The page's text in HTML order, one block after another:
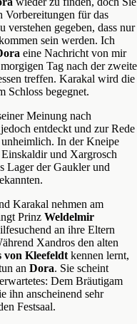
Vorbereitungen für das
verstehen gegeben, dass nur
sein werden. Ich
eine Nachricht von mir
Tag nach der zweite
treffen. Karakal wird die
Schloss begegnet.
Meinung nach
entdeckt und zur Rede
In der Kneipe
und Xargrosch
Lager der Gaukler und
Karakal nehmen am
Prinz Weldelmir
an ihre Eltern
Xandros den alten
von Kleefeldt kennen lernt,
an Dora. Sie scheint
Dem Bräutigam
ihn anscheinend sehr
Festsaal.